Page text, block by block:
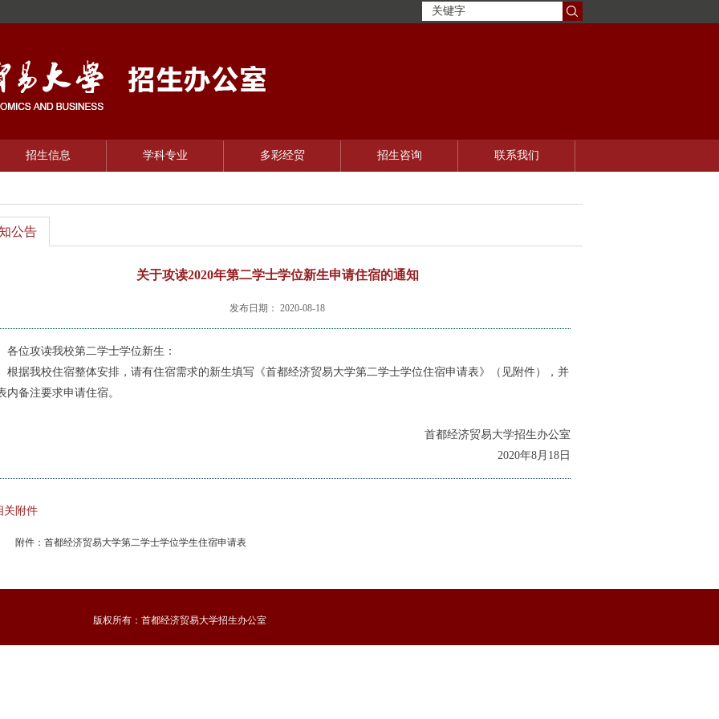
招生信息 学科专业 多彩经贸 招生咨询 联系我们
公告
关于攻读2020年第二学士学位新生申请住宿的通知
发布日期： 2020-08-18
攻读我校第二学士学位新生：
我校住宿整体安排，请有住宿需求的新生填写《首都经济贸易大学第二学士学位住宿申请表》（见附件），并
内备注要求申请住宿。
首都经济贸易大学招生办公室
2020年8月18日
关附件
附件：首都经济贸易大学第二学士学位学生住宿申请表
版权所有：首都经济贸易大学招生办公室